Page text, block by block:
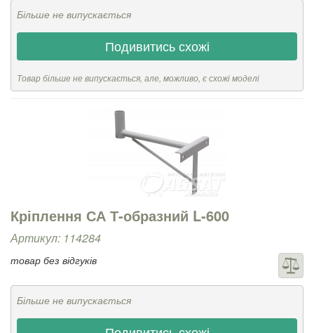
Більше не випускається
Подивитись схожі
Товар більше не випускається, але, можливо, є схожі моделі
Кріплення СА Т-образний L-600
Артикул: 114284
товар без відгуків
Більше не випускається